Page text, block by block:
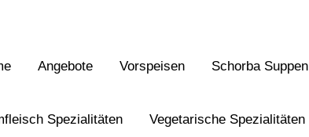
Angebote Vorspeisen Schorba Suppen
Spezialitäten Vegetarische Spezialitäten